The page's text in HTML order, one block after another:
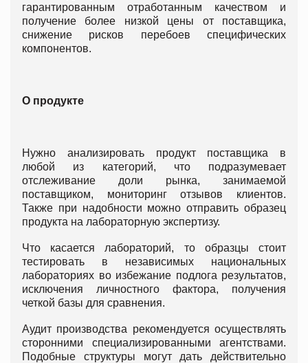
гарантированным отработанным качеством и
получение более низкой цены от поставщика,
снижение рисков перебоев специфических
компонентов.
О продукте
Нужно анализировать продукт поставщика в
любой из категорий, что подразумевает
отслеживание доли рынка, занимаемой
поставщиком, мониторинг отзывов клиентов.
Также при надобности можно отправить образец
продукта на лабораторную экспертизу.
Что касается лабораторий, то образцы стоит
тестировать в независимых национальных
лабораториях во избежание подлога результатов,
исключения личностного фактора, получения
четкой базы для сравнения.
Аудит производства рекомендуется осуществлять
сторонними специализированными агентствами.
Подобные структуры могут дать действительно